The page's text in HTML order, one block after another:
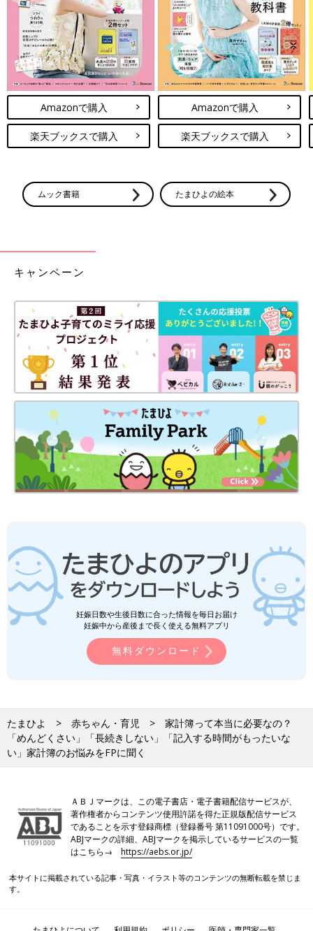
う条件付き ですが、家計簿は『必ずつけなければいけない』とい
うものでもないんです。
コメントにあるように『食費だけ』『子どもや家族にかかわるお
金だけ』など、コントロールが必要な部分だけつけるのもアリだ
と思います。
一方、家計簿をつけたほうがよいのは次の3つに当てはまる方。
１ 毎月なぜか赤字（赤字か黒字かわからない人も含む）
２ 税金や保険、車検の支払い、家電の故障や買替えで毎回慌て
はもうすぐ変わる
そして 『収入―貯蓄＝使ってよい金額』になるように予算を立て
『先取り貯蓄』を忘れてはいけません。
家計簿をつけている方も『先取り貯蓄の金額は決まっていない』
のであれば、『収入―先取り貯蓄＝使ってよい金額』を計算しま
しょう。「③生活が変わる時」には調整を繰り返します。
まずは無理のない範囲で！ 計画通りにお金が貯まれば管理する
ストレスもきっと軽くなります」
前田菜穂子
PROFILE）
みつめFP事務所代表で、１級ＦＰ技能士（国家資格）、ＣＦＰ
®（日本ＦＰ協会）、育勉®インストラクター、日本学生支援機
た13年間の会社員生活での挫折や長く続いた不妊治療経験など、
人生の壁にぶつかったことをきっかけに、金融業界未経験ながら
５年間猛勉強してFPの資格を取得。“今より幸せで円満な家庭づ
くりのお手伝い”をモットーとし、娘として、妻として、母とし
て、そして専門家として広い視野をもち、親子や夫婦でも話題に
しづらい「お金のハナシ」に向き合うきっかけを提供していま
す。プライベートでは一児の母。
みつめFP事務所「みつめfp.com」
FPmamaFriends「おこづかい」から始めるこどもの自立教育
取材・文／和兎 尊美、たまひよONLINE編集部
談を再編集したものです。
※調査は2024年3月実施の「まいにちのたまひよ」アプリユーザ
ーに実施ししたものです。（有効回答数242人）
※記事の内容は2024年6月の情報で、現在と異なる場合がありま
Amazonで購入
楽天ブックスで購入
Amazonで購入
楽天ブックスで購入
ムック書籍 たまひよの絵本
キャンペーン
妊娠日数や生後日数に合った情報を毎日お届け
妊娠中から産後まで長く使える無料アプリ
無料ダウンロード
たまひよ 赤ちゃん・育児
家計簿って本当に必要なの？
「めんどくさい」「長続きしない」「記入する時間がもったいな
い」家計簿のお悩みをFPに聞く
ＡＢＪマークは、この電子書店・電子書籍配信サービスが、
著作権者からコンテンツ使用許諾を得た正規版配信サービス
であることを示す登録商標（登録番号 第11091000号）です。
ABJマークの詳細、ABJマークを掲示しているサービスの一覧
はこちら→https://aebs.or.jp/
本サイトに掲載されている記事・写真・イラスト等のコンテンツの無断転載を禁じま
す。